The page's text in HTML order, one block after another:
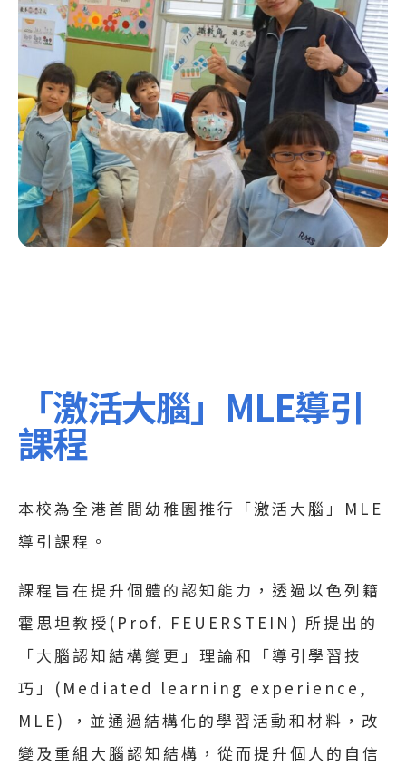
「激活大腦」MLE導引
課程
本校為全港首間幼稚園推行「激活大腦」MLE
導引課程。
課程旨在提升個體的認知能力，透過以色列籍
霍思坦教授(Prof. FEUERSTEIN) 所提出的
「大腦認知結構變更」理論和「導引學習技
巧」(Mediated learning experience,
MLE) ，並通過結構化的學習活動和材料，改
變及重組大腦認知結構，從而提升個人的自信